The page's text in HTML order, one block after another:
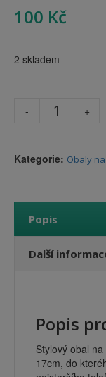
100 Kč
2 skladem
Kategorie: Obaly
Popis
Další
Popis
Stylový obal
17cm, do